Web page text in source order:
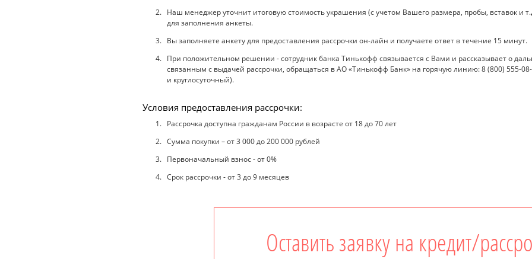
Наш менеджер уточнит итоговую стоимость украшения (с учетом Вашего размера, пробы, вставок и
для заполнения анкеты.
Вы заполняете анкету для предоставления рассрочки он-лайн и получаете ответ в течение 15 минут.
При положительном решении - сотрудник банка Тинькофф связывается с Вами и рассказывает о
связанным с выдачей рассрочки, обращаться в АО «Тинькофф Банк» на горячую линию: 8 (800) 555-
и круглосуточный).
Условия предоставления рассрочки:
Рассрочка доступна гражданам России в возрасте от 18 до 70 лет
Сумма покупки – от 3 000 до 200 000 рублей
Первоначальный взнос - от 0%
Срок рассрочки - от 3 до 9 месяцев
Оставить заявку на кредит/